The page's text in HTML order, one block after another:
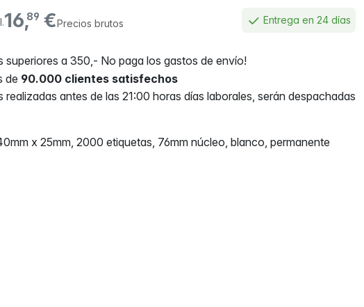
16,89 €Precios brutos Entrega en 24 días
superiores a 350,- No paga los gastos de envío!
de 90.000 clientes satisfechos
realizadas antes de las 21:00 horas días laborales, serán despachadas
x 25mm, 2000 etiquetas, 76mm núcleo, blanco, permanente